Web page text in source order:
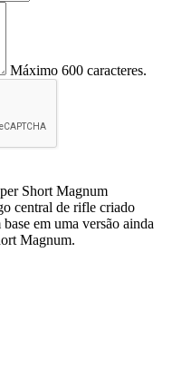
Máximo 600 caracteres.
Short Magnum
central de rifle criado
em uma versão ainda
Magnum.